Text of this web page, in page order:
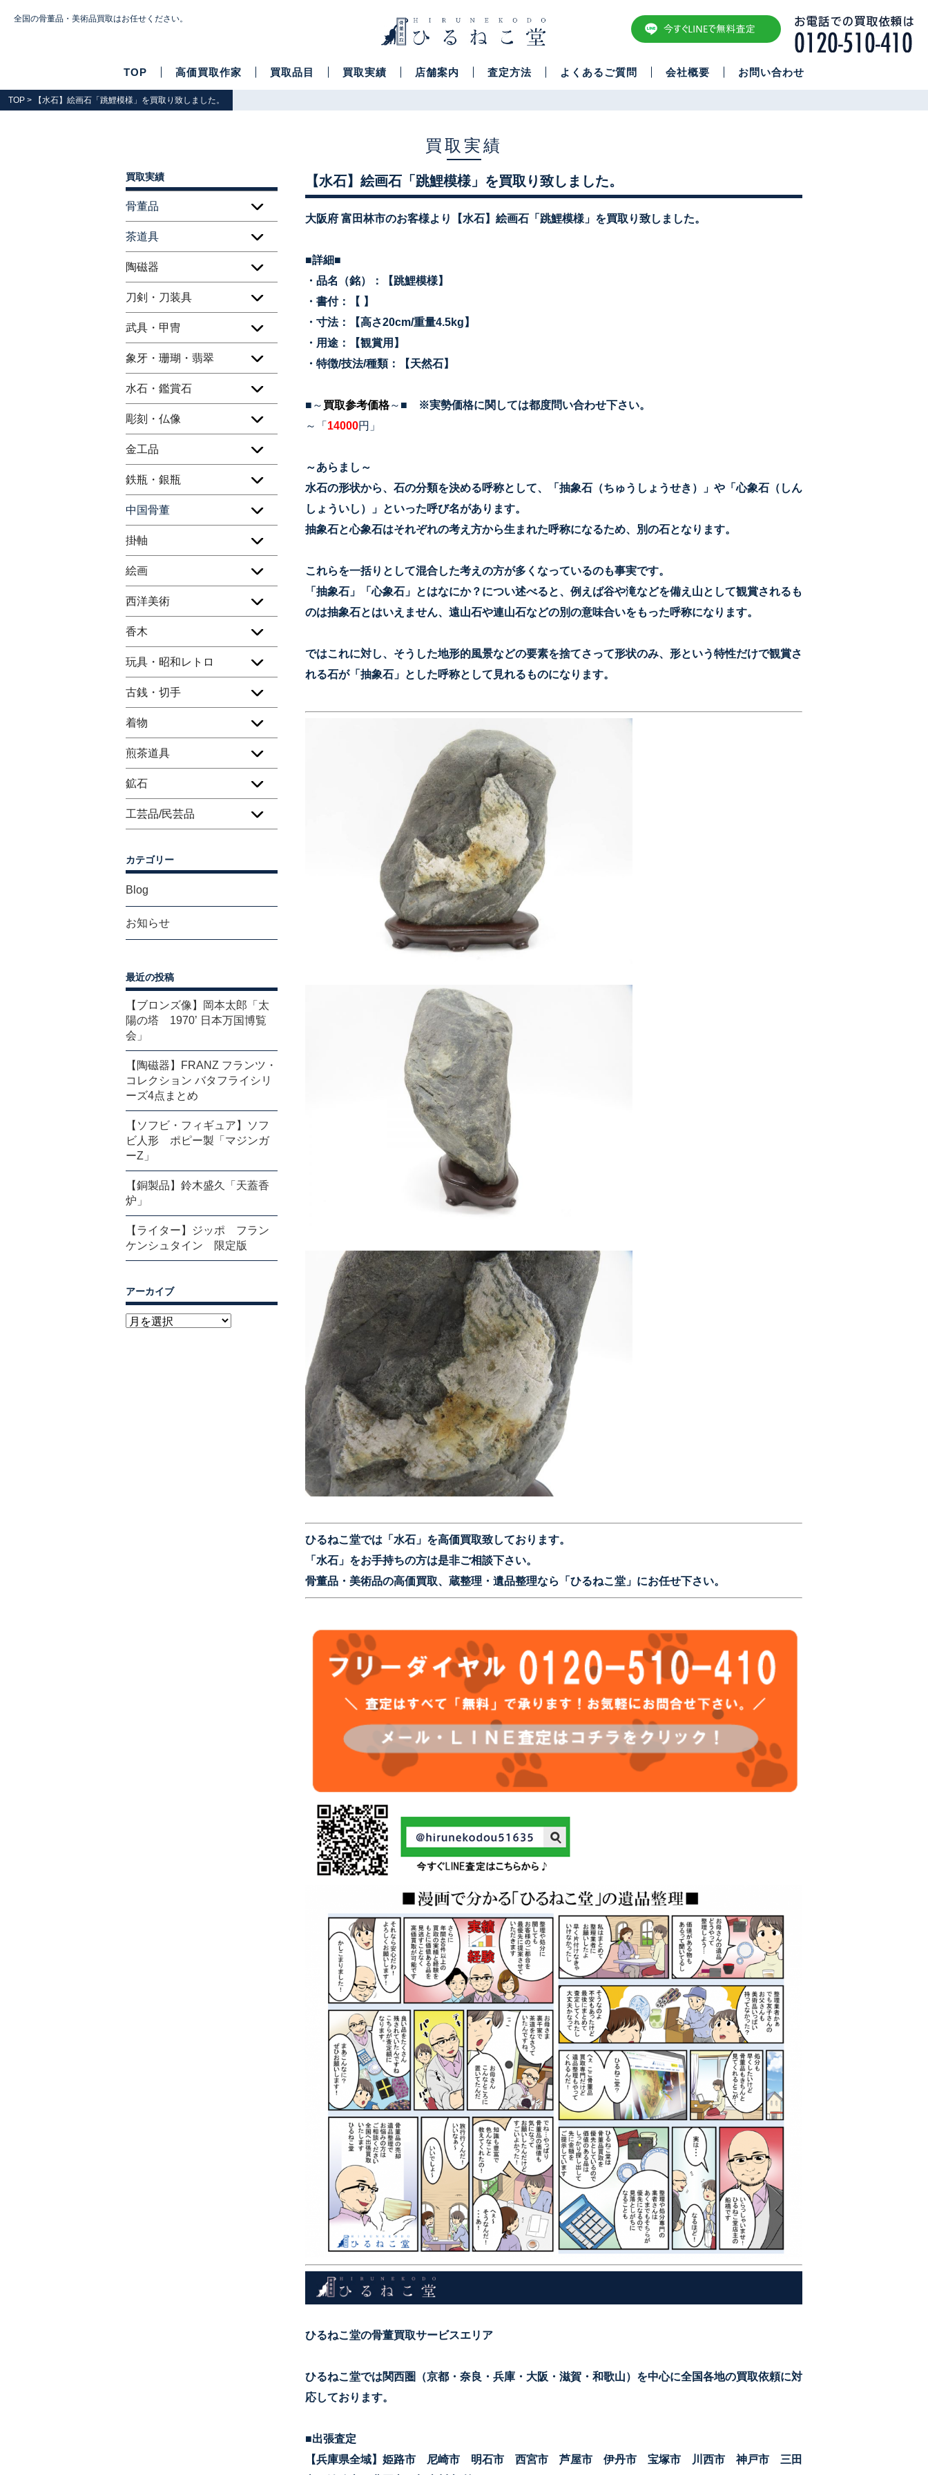
全国の骨董品・美術品買取はお任せください。
TOP 高価買取作家 買取品目 買取実績 店舗案内 査定方法 よくあるご質問 会社概要 お問い合わせ
TOP > 【水石】絵画石「跳鯉模様」を買取り致しました。
買取実績
【水石】絵画石「跳鯉模様」を買取り致しました。
大阪府 富田林市のお客様より【水石】絵画石「跳鯉模様」を買取り致しました。
■詳細■
・品名（銘）：【跳鯉模様】
・書付：【 】
・寸法：【高さ20cm/重量4.5kg 】
・用途：【観賞用】
・特徴/技法/種類：【天然石】
■～ 買取参考価格～■
※実勢価格に関しては都度問い合わせ下さい。
～「 14000円」
～あらまし～
水石の形状から、石の分類を決める呼称として、「抽象石（ちゅうしょうせき）」や「心象石（しん
しょういし）」といった呼び名があります。
抽象石と心象石はそれぞれの考え方から生まれた呼称になるため、別の石となります。
これらを一括りとして混合した考えの方が多くなっているのも事実です。
「抽象石」「心象石」とはなにか？につい述べると、例えば谷や滝などを備え山として観賞されるも
のは抽象石とはいえません、 遠山石や連山石などの別の意味合いをもった呼称になります。
ではこれに対し、そうした地形的風景などの要素を捨てさって形状のみ、形という特性だけで観賞さ
れる石が「抽象石」とした呼称として見れるものになります。
ひるねこ堂では「水石」を高価買取致しております。
「水石」をお手持ちの方は是非ご相談下さい。
骨董品・美術品の高価買取、蔵整理・遺品整理なら「ひるねこ堂」にお任せ下さい。
ひるねこ堂の骨董買取サービスエリア
ひるねこ堂では関西圏（京都・奈良・兵庫・大阪・滋賀・和歌山）を中心に全国各地の買取依頼に対
応しております。
■出張査定
【兵庫県全域】姫路市 尼崎市 明石市 西宮市 芦屋市 伊丹市 宝塚市 川西市 神戸市 三田
買取実績
骨董品
茶道具
陶磁器
刀剣・刀装具
武具・甲冑
象牙・珊瑚・翡翠
水石・鑑賞石
彫刻・仏像
金工品
鉄瓶・銀瓶
中国骨董
掛軸
絵画
西洋美術
香木
玩具・昭和レトロ
古銭・切手
着物
煎茶道具
鉱石
工芸品/民芸品
カテゴリー
Blog
お知らせ
最近の投稿
【ブロンズ像】岡本太郎「太
陽の塔 1970’ 日本万国博覧
会」
【陶磁器】FRANZ フランツ・
コレクション バタフライシリ
ーズ4点まとめ
【ソフビ・フィギュア】ソフ
ビ人形 ポピー製「マジンガ
ーZ」
【銅製品】鈴木盛久「天蓋香
炉」
【ライター】ジッポ フラン
ケンシュタイン 限定版
アーカイブ